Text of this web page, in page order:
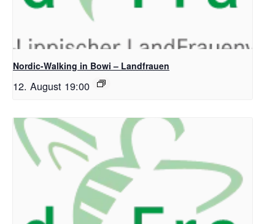
Nordic-Walking in Bowi – Landfrauen
12. August 19:00